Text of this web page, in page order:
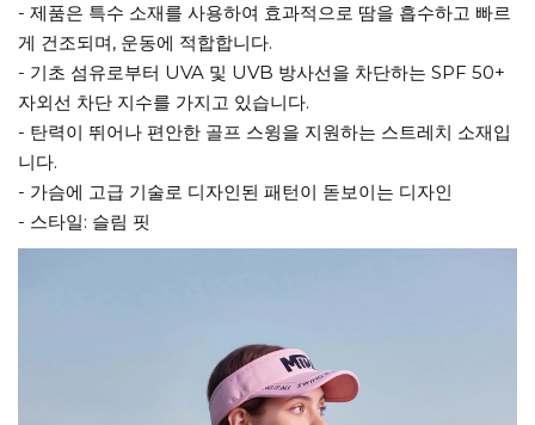
- 제품은 특수 소재를 사용하여 효과적으로 땀을 흡수하고 빠르
게 건조되며, 운동에 적합합니다.
- 기초 섬유로부터 UVA 및 UVB 방사선을 차단하는 SPF 50+
자외선 차단 지수를 가지고 있습니다.
- 탄력이 뛰어나 편안한 골프 스윙을 지원하는 스트레치 소재입
니다.
- 가슴에 고급 기술로 디자인된 패턴이 돋보이는 디자인
- 스타일: 슬림 핏